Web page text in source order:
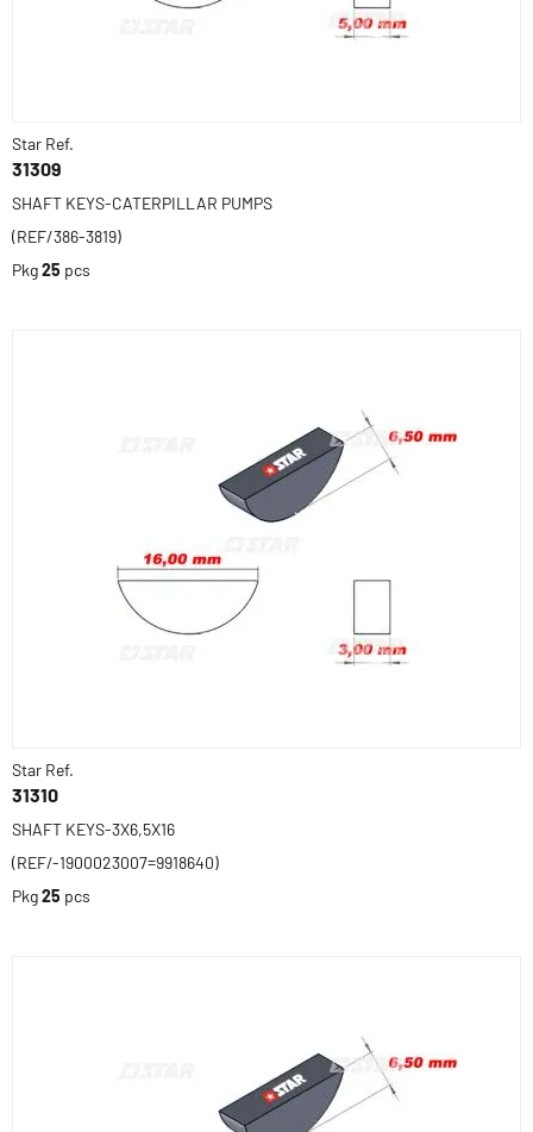
Star Ref.
31309
SHAFT KEYS-CATERPILLAR PUMPS
(REF/386-3819)
Pkg25 pcs
Star Ref.
31310
SHAFT KEYS-3X6,5X16
(REF/-1900023007=9918640)
Pkg25 pcs